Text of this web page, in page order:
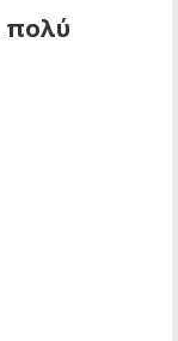
πολύ